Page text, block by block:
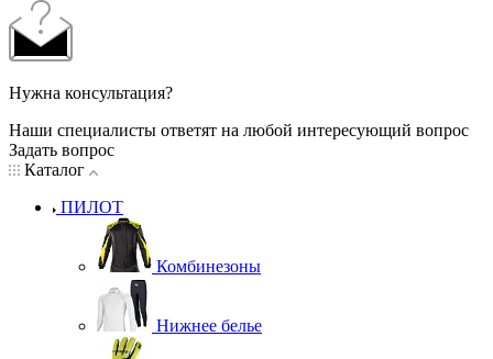
Нужна консультация?
Наши специалисты ответят на любой интересующий вопрос
Задать вопрос
Каталог
ПИЛОТ
Комбинезоны
Нижнее белье